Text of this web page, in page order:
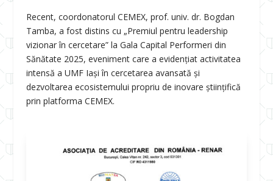
Recent, coordonatorul CEMEX, prof. univ. dr. Bogdan
Tamba, a fost distins cu „Premiul pentru leadership
vizionar în cercetare” la Gala Capital Performeri din
Sănătate 2025, eveniment care a evidențiat activitatea
intensă a UMF Iași în cercetarea avansată și
dezvoltarea ecosistemului propriu de inovare științifică
prin platforma CEMEX.